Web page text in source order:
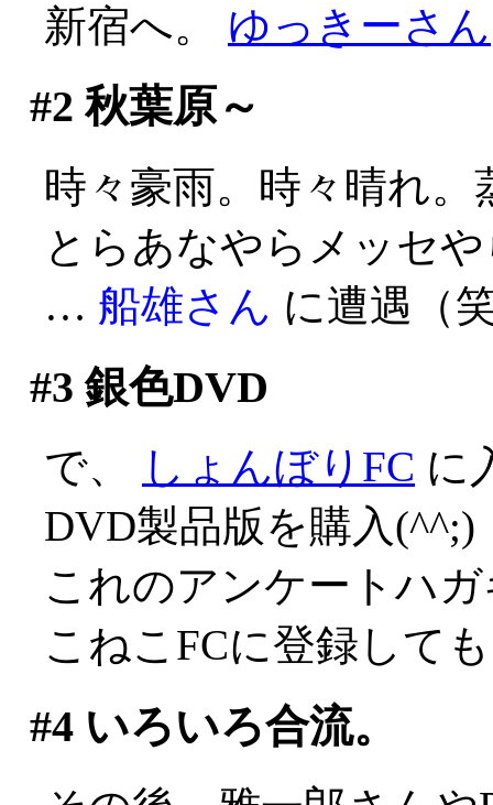
新宿へ。 ゆっきーさん
#2 秋葉原～
時々豪雨。時々晴れ。
とらあなやらメッセ
… 船雄さん に遭遇（
#3 銀色DVD
で、 しょんぼりFC に
DVD製品版を購入(^^;)
これのアンケートハ
こねこFCに登録して
#4いろいろ合流。